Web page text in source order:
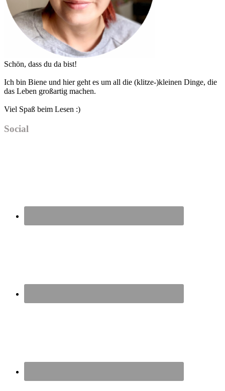
Schön, dass du da bist!
Ich bin Biene und hier geht es um all die (klitze-)kleinen Dinge, die
das Leben großartig machen.
Viel Spaß beim Lesen :)
Social